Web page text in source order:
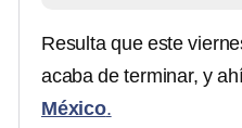
Resulta que este
acaba de terminar, y
México.